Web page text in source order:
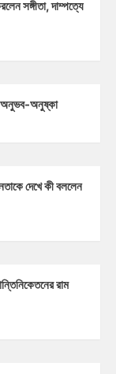
সঙ্গীতা, দাম্পত্যে
অনুভব-অনুষ্কা
দেখে কী বললেন
রাম